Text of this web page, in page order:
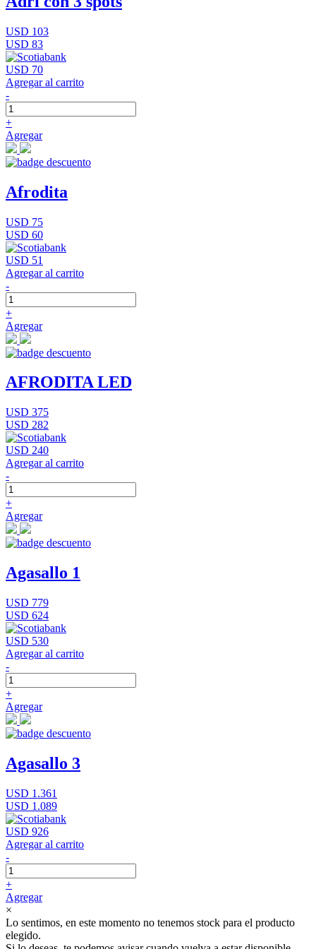
USD 103
USD 83
USD 70
Agregar al carrito
-
+
Agregar
Afrodita
USD 75
USD 60
USD 51
Agregar al carrito
-
+
Agregar
AFRODITA LED
USD 375
USD 282
USD 240
Agregar al carrito
-
+
Agregar
Agasallo 1
USD 779
USD 624
USD 530
Agregar al carrito
-
+
Agregar
Agasallo 3
USD 1.361
USD 1.089
USD 926
Agregar al carrito
-
+
Agregar
×
Lo sentimos, en este momento no tenemos stock para el producto
elegido.